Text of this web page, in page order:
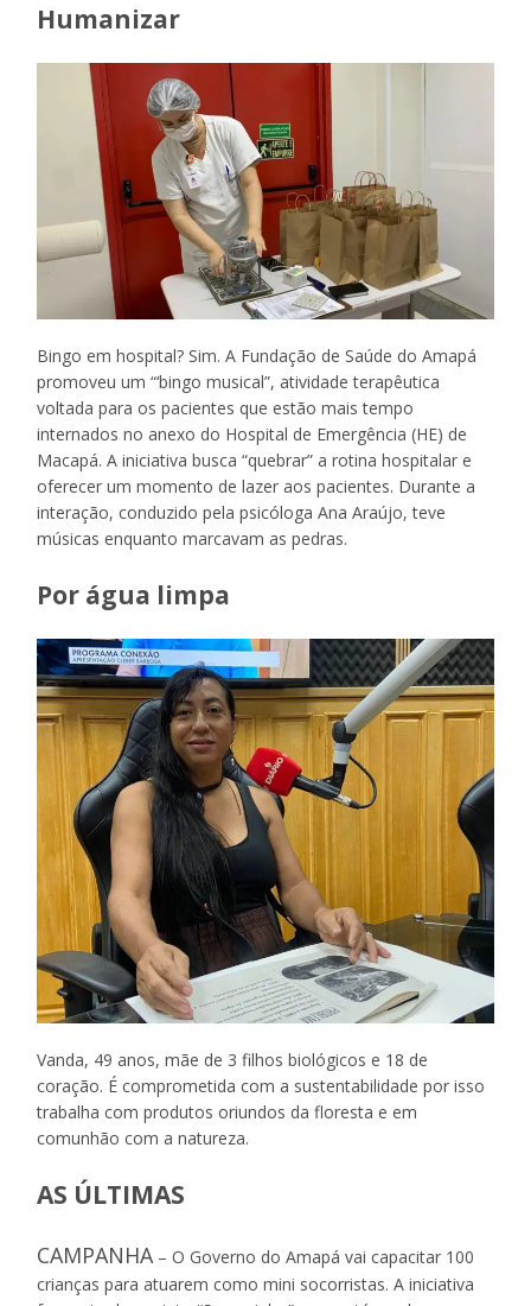
Humanizar
Bingo em hospital? Sim. A Fundação de Saúde do Amapá
promoveu um “‘bingo musical”, atividade terapêutica
voltada para os pacientes que estão mais tempo
internados no anexo do Hospital de Emergência (HE) de
Macapá. A iniciativa busca “quebrar” a rotina hospitalar e
oferecer um momento de lazer aos pacientes. Durante a
interação, conduzido pela psicóloga Ana Araújo, teve
músicas enquanto marcavam as pedras.
Por água limpa
Vanda, 49 anos, mãe de 3 filhos biológicos e 18 de
coração. É comprometida com a sustentabilidade por isso
trabalha com produtos oriundos da floresta e em
comunhão com a natureza.
AS ÚLTIMAS
CAMPANHA– O Governo do Amapá vai capacitar 100
crianças para atuarem como mini socorristas. A iniciativa